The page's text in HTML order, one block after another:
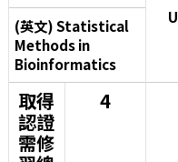
U
(英文) Statistical
Methods in
Bioinformatics
取得
認證
需修
4